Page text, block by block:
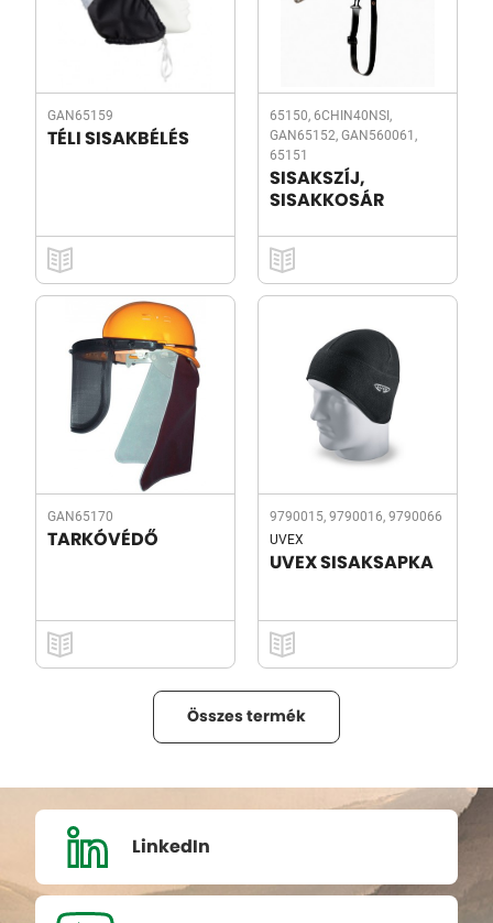
GAN65159
TÉLI SISAKBÉLÉS
65150, 6CHIN40NSI,
GAN65152, GAN560061,
65151
SISAKSZÍJ,
SISAKKOSÁR
GAN65170
TARKÓVÉDŐ
9790015, 9790016, 9790066
UVEX
UVEX SISAKSAPKA
Összes termék
LinkedIn